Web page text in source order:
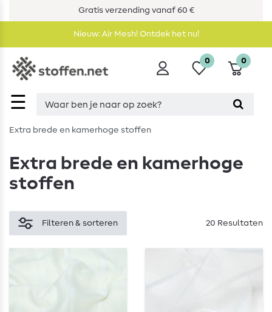
Gratis verzending vanaf 60 €
Nieuw: Air Mesh! Ontdek het nu!
☰
0 0
Extra brede en kamerhoge stoffen
Extra brede en kamerhoge
stoffen
Filteren & sorteren 20 Resultaten